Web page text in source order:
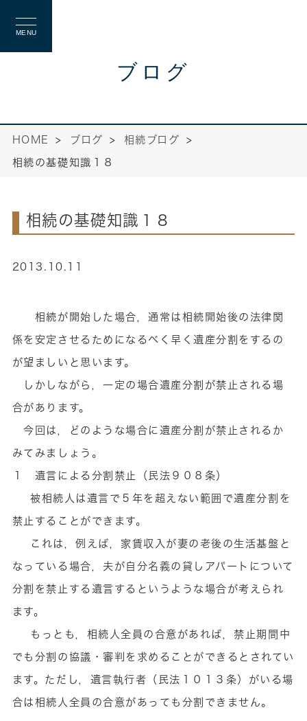
MENU
ブログ
HOME ブログ 相続ブログ
相続の基礎知識１８
相続の基礎知識１８
2013.10.11
相続が開始した場合，通常は相続開始後の法律関
係を安定させるためになるべく早く遺産分割をするの
が望ましいと思います。
しかしながら，一定の場合遺産分割が禁止される場
合があります。
今回は，どのような場合に遺産分割が禁止されるか
みてみましょう。
１ 遺言による分割禁止（民法９０８条）
被相続人は遺言で５年を超えない範囲で遺産分割を
禁止することができます。
これは，例えば，家賃収入が妻の老後の生活基盤と
なっている場合，夫が自分名義の貸しアパートについて
分割を禁止する遺言するというような場合が考えられ
ます。
もっとも，相続人全員の合意があれば，禁止期間中
でも分割の協議・審判を求めることができるとされてい
ます。ただし，遺言執行者（民法１０１３条）がいる場
合は相続人全員の合意があっても分割できません。